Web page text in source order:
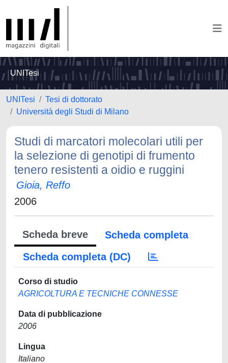
UNITesi
UNITesi
Tesi di dottorato
Università degli Studi di Milano
Studi di marcatori molecolari utili per
la selezione di genotipi di frumento
tenero resistenti a oidio e ruggini
Gioia, Reffo
2006
Scheda breve
Scheda completa
Scheda completa (DC)
Corso di studio
AGRICOLTURA E TECNICHE CONNESSE
Data di pubblicazione
2006
Lingua
Italiano